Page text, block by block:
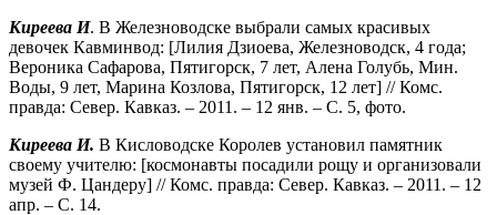
Киреева И. В Железноводске выбрали самых красивых
девочек Кавминвод: [Лилия Дзиоева, Железноводск, 4 года;
Вероника Сафарова, Пятигорск, 7 лет, Алена Голубь, Мин.
Воды, 9 лет, Марина Козлова, Пятигорск, 12 лет] // Комс.
правда: Север. Кавказ. – 2011. – 12 янв. – С. 5, фото.
Киреева И. В Кисловодске Королев установил памятник
своему учителю: [космонавты посадили рощу и организовали
музей Ф. Цандеру] // Комс. правда: Север. Кавказ. – 2011. – 12
апр. – С. 14.